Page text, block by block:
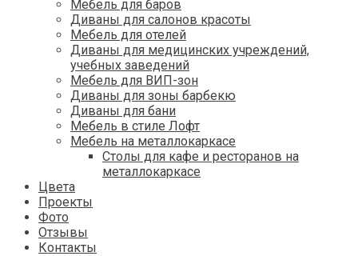
Мебель для баров
Диваны для салонов красоты
Мебель для отелей
Диваны для медицинских учреждений,
учебных заведений
Мебель для ВИП-зон
Диваны для зоны барбекю
Диваны для бани
Мебель в стиле Лофт
Мебель на металлокаркасе
Столы для кафе и ресторанов на
металлокаркасе
Цвета
Проекты
Фото
Отзывы
Контакты